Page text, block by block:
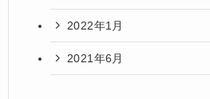
2022年1月
2021年6月